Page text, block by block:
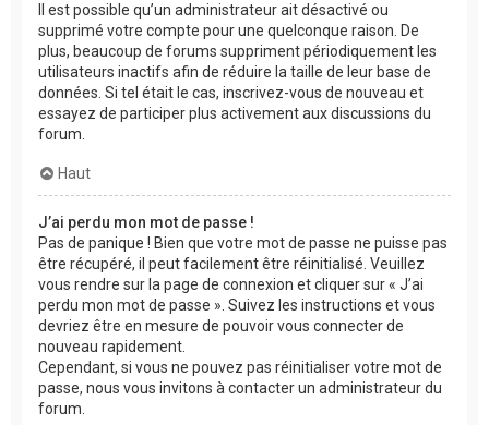
Il est possible qu’un administrateur ait désactivé ou
supprimé votre compte pour une quelconque raison. De
plus, beaucoup de forums suppriment périodiquement les
utilisateurs inactifs afin de réduire la taille de leur base de
données. Si tel était le cas, inscrivez-vous de nouveau et
essayez de participer plus activement aux discussions du
forum.
Haut
J’ai perdu mon mot de passe !
Pas de panique ! Bien que votre mot de passe ne puisse pas
être récupéré, il peut facilement être réinitialisé. Veuillez
vous rendre sur la page de connexion et cliquer sur « J’ai
perdu mon mot de passe ». Suivez les instructions et vous
devriez être en mesure de pouvoir vous connecter de
nouveau rapidement.
Cependant, si vous ne pouvez pas réinitialiser votre mot de
passe, nous vous invitons à contacter un administrateur du
forum.